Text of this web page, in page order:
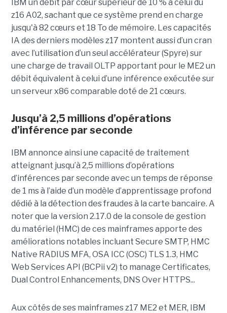
IBM un débit par cœur supérieur de 10 % à celui du
z16 A02, sachant que ce système prend en charge
jusqu'à 82 cœurs et 18 To de mémoire. Les capacités
IA des derniers modèles z17 montent aussi d’un cran
avec l’utilisation d’un seul accélérateur (Spyre) sur
une charge de travail OLTP apportant pour le ME2 un
débit équivalent à celui d’une inférence exécutée sur
un serveur x86 comparable doté de 21 cœurs.
Jusqu’à 2,5 millions d’opérations
d’inférence par seconde
IBM annonce ainsi une capacité de traitement
atteignant jusqu’à 2,5 millions d’opérations
d’inférences par seconde avec un temps de réponse
de 1 ms à l’aide d’un modèle d’apprentissage profond
dédié à la détection des fraudes à la carte bancaire. A
noter que la version 2.17.0 de la console de gestion
du matériel (HMC) de ces mainframes apporte des
améliorations notables incluant Secure SMTP, HMC
Native RADIUS MFA, OSA ICC (OSC) TLS 1.3, HMC
Web Services API (BCPii v2) to manage Certificates,
Dual Control Enhancements, DNS Over HTTPS...
Aux côtés de ses mainframes z17 ME2 et MER, IBM